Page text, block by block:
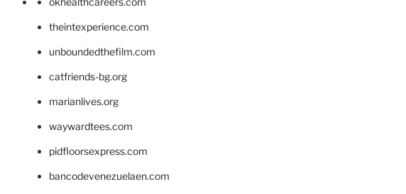
theintexperience.com
unboundedthefilm.com
catfriends-bg.org
marianlives.org
waywardtees.com
pidfloorsexpress.com
bancodevenezuelaen.com